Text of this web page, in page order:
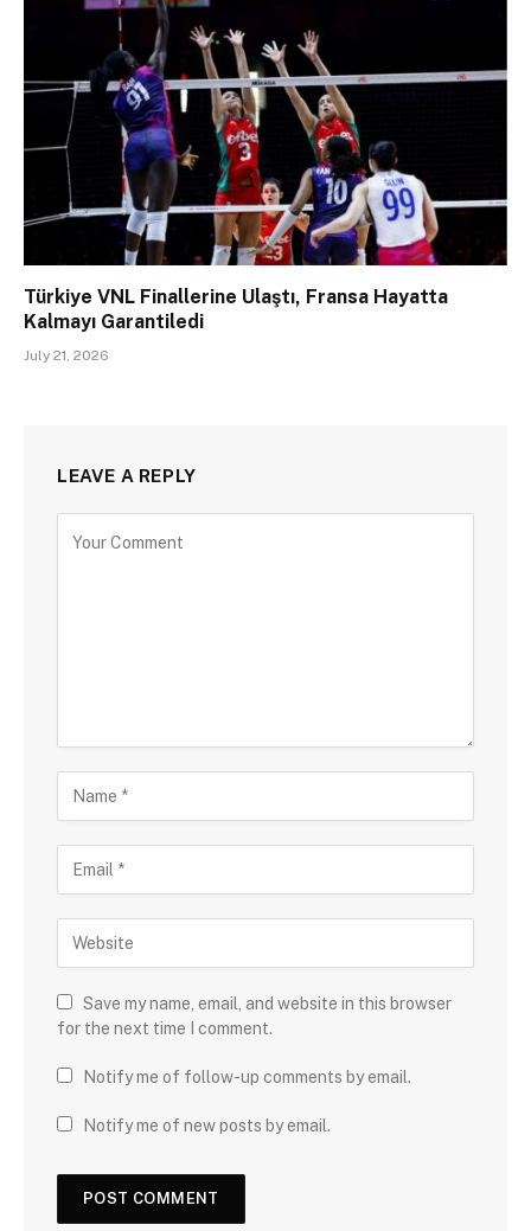
Türkiye VNL Finallerine Ulaştı, Fransa Hayatta
Kalmayı Garantiledi
July 21, 2026
LEAVE A REPLY
Save my name, email, and website in this browser
for the next time I comment.
Notify me of follow-up comments by email.
Notify me of new posts by email.